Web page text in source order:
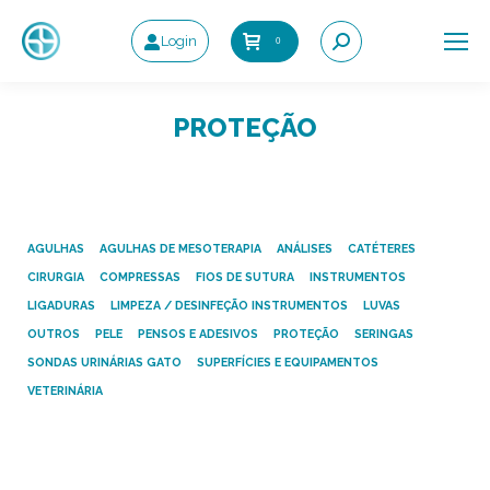
Login 0 Search:
PROTEÇÃO
AGULHAS AGULHAS DE MESOTERAPIA ANÁLISES CATÉTERES
CIRURGIA COMPRESSAS FIOS DE SUTURA INSTRUMENTOS
LIGADURAS LIMPEZA / DESINFEÇÃO INSTRUMENTOS LUVAS
OUTROS PELE PENSOS E ADESIVOS PROTEÇÃO SERINGAS
SONDAS URINÁRIAS GATO SUPERFÍCIES E EQUIPAMENTOS
VETERINÁRIA